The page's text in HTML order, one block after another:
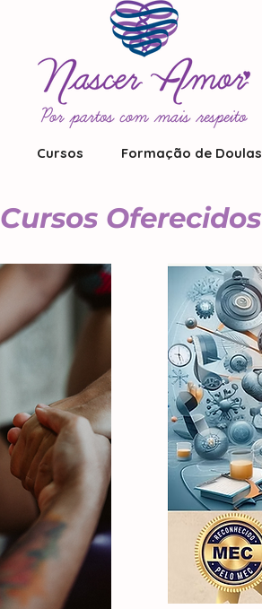
Cursos Formação de Doulas
Cursos Oferecidos